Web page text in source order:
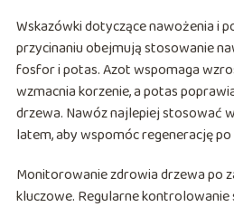
Wskazówki dotyczące nawożenia i
przycinaniu obejmują stosowanie
fosfor i potas. Azot wspomaga
wzmacnia korzenie, a potas
drzewa. Nawóz najlepiej stosować
latem, aby wspomóc regenerację
Monitorowanie zdrowia drzewa po
kluczowe. Regularne kontrolowanie